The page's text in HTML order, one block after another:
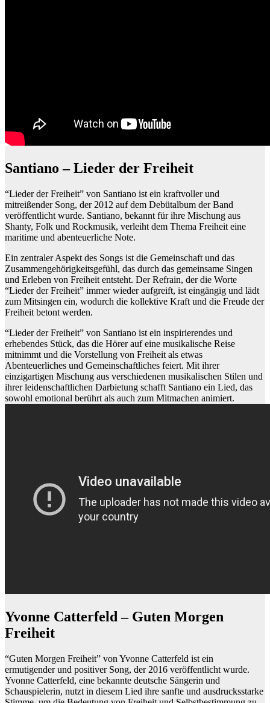
Santiano – Lieder der Freiheit
“Lieder der Freiheit” von Santiano ist ein kraftvoller und
mitreißender Song, der 2012 auf dem Debütalbum der Band
veröffentlicht wurde. Santiano, bekannt für ihre Mischung aus
Shanty, Folk und Rockmusik, verleiht dem Thema Freiheit eine
maritime und abenteuerliche Note.
Ein zentraler Aspekt des Songs ist die Gemeinschaft und das
Zusammengehörigkeitsgefühl, das durch das gemeinsame Singen
und Erleben von Freiheit entsteht. Der Refrain, der die Worte
“Lieder der Freiheit” immer wieder aufgreift, ist eingängig und lädt
zum Mitsingen ein, wodurch die kollektive Kraft und die Freude der
Freiheit betont werden.
“Lieder der Freiheit” von Santiano ist ein inspirierendes und
erhebendes Stück, das die Hörer auf eine musikalische Reise
mitnimmt und die Vorstellung von Freiheit als etwas
Abenteuerliches und Gemeinschaftliches feiert. Mit ihrer
einzigartigen Mischung aus verschiedenen musikalischen Stilen und
ihrer leidenschaftlichen Darbietung schafft Santiano ein Lied, das
sowohl emotional berührt als auch zum Mitmachen animiert.
Yvonne Catterfeld – Guten Morgen
Freiheit
“Guten Morgen Freiheit” von Yvonne Catterfeld ist ein
ermutigender und positiver Song, der 2016 veröffentlicht wurde.
Yvonne Catterfeld, eine bekannte deutsche Sängerin und
Schauspielerin, nutzt in diesem Lied ihre sanfte und ausdrucksstarke